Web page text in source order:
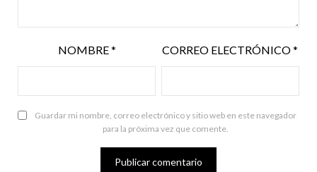
NOMBRE* CORREO ELECTRÓNICO*
Guardar mi nombre, correo electrónico y sitio web en este navegador
para la próxima vez que comente.